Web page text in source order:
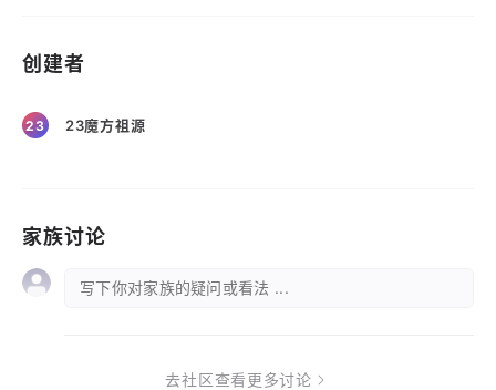
创建者
23 23魔方祖源
家族讨论
写下你对家族的疑问或看法 ...
去社区查看更多讨论